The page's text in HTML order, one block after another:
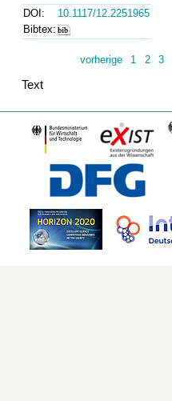
DOI:
10.1117/12.2251965
Bibtex:
vorherige 1 2 3
Text